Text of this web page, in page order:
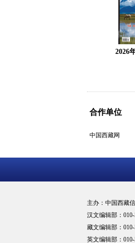
2026
合作单位
中国西藏网
主办：中国西藏
汉文编辑部：010-
藏文编辑部：010-
英文编辑部：010-